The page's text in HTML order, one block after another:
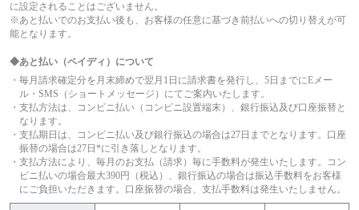
に設定されることはございません。
※あと払いでのお支払い後も、お客様の任意に基づき前払いへの切り替えが可
能となります。
◆あと払い（ペイディ）について
毎月請求確定分を月末締めで翌月1日に請求書を発行し、5日までにEメー
ル・SMS（ショートメッセージ）にてご案内いたします。
支払方法は、コンビニ払い（コンビニ設置端末）、銀行振込及び口座振替と
なります。
支払期日は、コンビニ払い及び銀行振込の場合は27日までとなります。口座
振替の場合は27日*に引き落しとなります。
支払方法により、毎月のお支払（請求）毎に手数料が発生いたします。コン
ビニ払いの場合最大390円（税込）、銀行振込の場合は振込手数料をお客様
にご負担いただきます。口座振替の場合、支払手数料は発生いたしません。